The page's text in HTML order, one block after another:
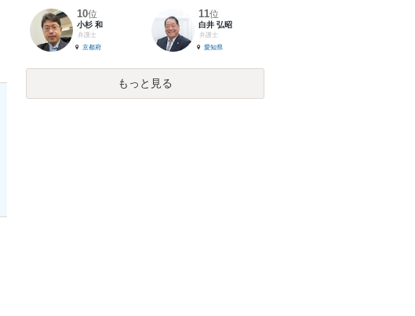
10位
小杉 和
弁護士
京都府
11位
白井 弘昭
弁護士
愛知県
もっと見る